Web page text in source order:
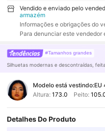
Vendido e enviado pelo
armazém
Informações e obrigações do
Para denunciar este vendedor
#Tamanhos grandes
Silhuetas modernas e descontraídas,
Modelo está vestindo:EU
Altura: 173.0 Peito:
Detalhes Do Produto